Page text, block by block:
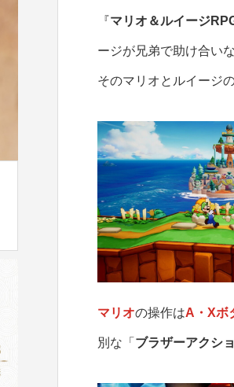
『マリオ＆ルイージ
ージが兄弟で助け合い
そのマリオとルイージ
マリオの操作はA・Xボ
別な「 ブラザーアクシ